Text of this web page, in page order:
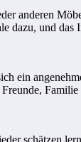
anderen
dazu, und
ein
schätzen